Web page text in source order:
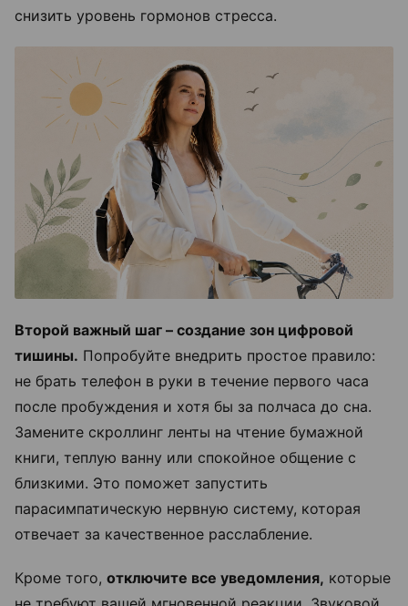
снизить уровень гормонов стресса.
Второй важный шаг – создание зон цифровой
тишины. Попробуйте внедрить простое правило:
не брать телефон в руки в течение первого часа
после пробуждения и хотя бы за полчаса до сна.
Замените скроллинг ленты на чтение бумажной
книги, теплую ванну или спокойное общение с
близкими. Это поможет запустить
парасимпатическую нервную систему, которая
отвечает за качественное расслабление.
Кроме того, отключите все уведомления, которые